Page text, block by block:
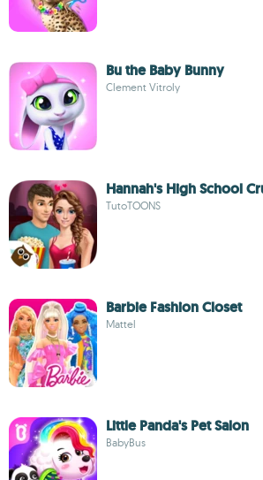
Bu the Baby Bunny
Clement Vitroly
Hannah's High School
TutoTOONS
Barbie Fashion Closet
Mattel
Little Panda's Pet Salon
BabyBus